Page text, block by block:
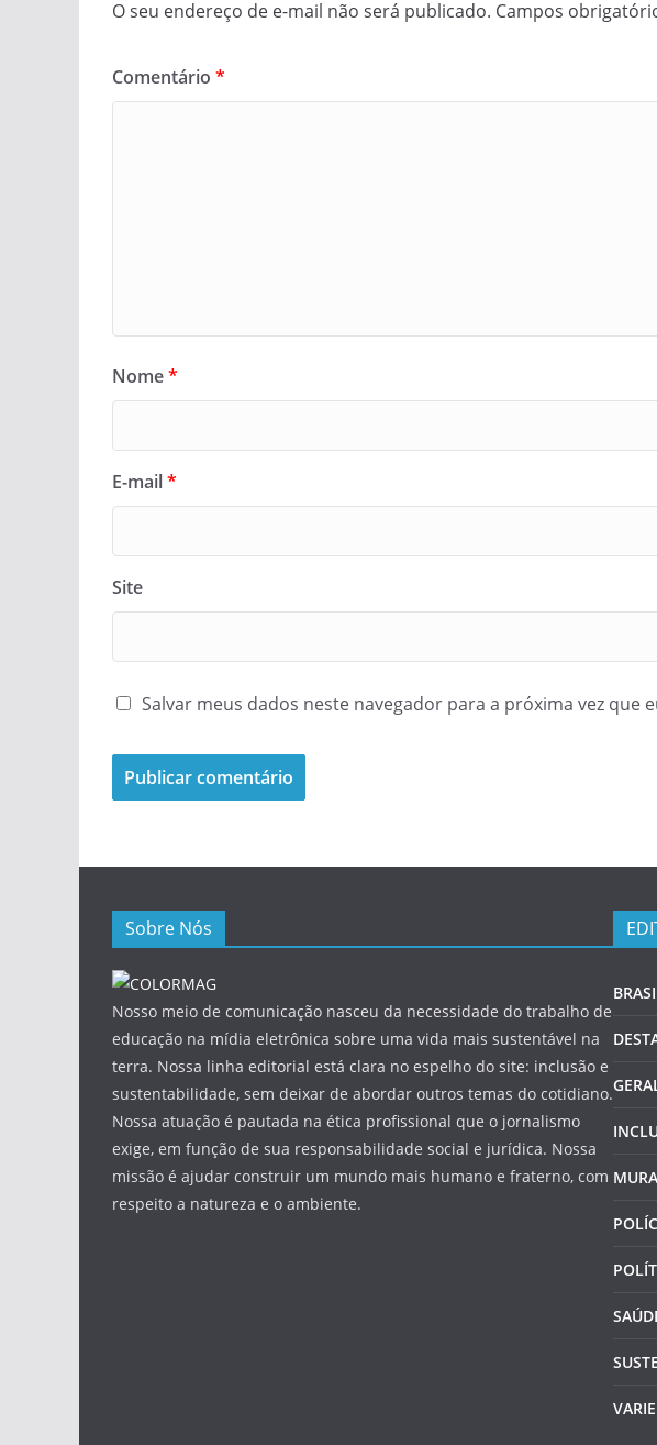
O seu endereço de e-mail não será publicado. Campos
Comentário *
Nome*
E-mail*
Site
Salvar meus dados neste navegador para a próxima vez que
Sobre Nós
Nosso meio de comunicação nasceu da necessidade do trabalho de
educação na mídia eletrônica sobre uma vida mais sustentável na
terra. Nossa linha editorial está clara no espelho do site: inclusão e
sustentabilidade, sem deixar de abordar outros temas do cotidiano.
Nossa atuação é pautada na ética profissional que o jornalismo
exige, em função de sua responsabilidade social e jurídica. Nossa
missão é ajudar construir um mundo mais humano e fraterno, com
respeito a natureza e o ambiente.